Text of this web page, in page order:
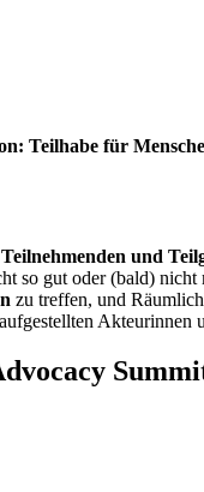
Teilhabe für
Teilnehmenden und
so gut oder (bald)
zu treffen, und